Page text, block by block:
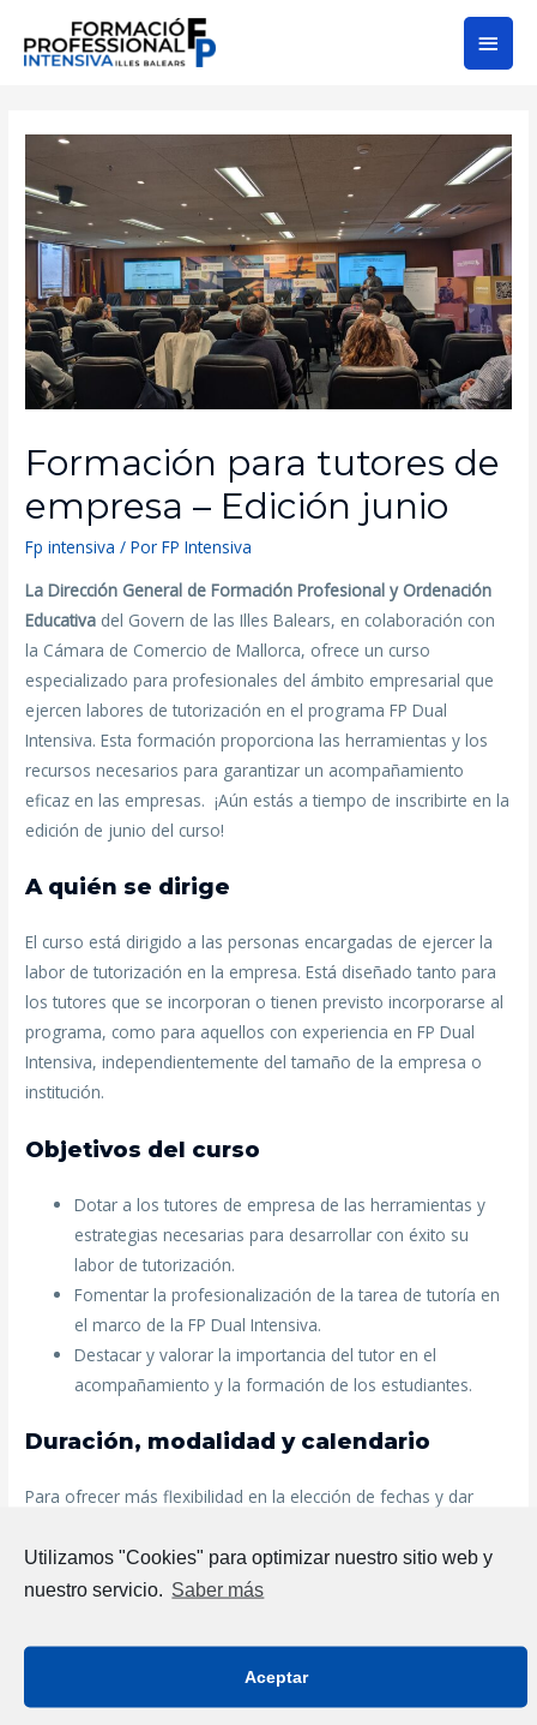
Formación para tutores de
empresa – Edición junio
Fp intensiva / PorFP Intensiva
La Dirección General de Formación Profesional y Ordenación
Educativa del Govern de las Illes Balears, en colaboración con
la Cámara de Comercio de Mallorca, ofrece un curso
especializado para profesionales del ámbito empresarial que
ejercen labores de tutorización en el programa FP Dual
Intensiva. Esta formación proporciona las herramientas y los
recursos necesarios para garantizar un acompañamiento
eficaz en las empresas. ¡Aún estás a tiempo de inscribirte en la
edición de junio del curso!
A quién se dirige
El curso está dirigido a las personas encargadas de ejercer la
labor de tutorización en la empresa. Está diseñado tanto para
los tutores que se incorporan o tienen previsto incorporarse al
programa, como para aquellos con experiencia en FP Dual
Intensiva, independientemente del tamaño de la empresa o
institución.
Objetivos del curso
Dotar a los tutores de empresa de las herramientas y
estrategias necesarias para desarrollar con éxito su
labor de tutorización.
Fomentar la profesionalización de la tarea de tutoría en
el marco de la FP Dual Intensiva.
Destacar y valorar la importancia del tutor en el
acompañamiento y la formación de los estudiantes.
Duración, modalidad y calendario
Para ofrecer más flexibilidad en la elección de fechas y dar
ediciones de este curso: una en mayo y otra en junio.
durante el mes de junio.
Utilizamos "Cookies" para optimizar nuestro sitio web y
nuestro servicio. Saber más
Aceptar